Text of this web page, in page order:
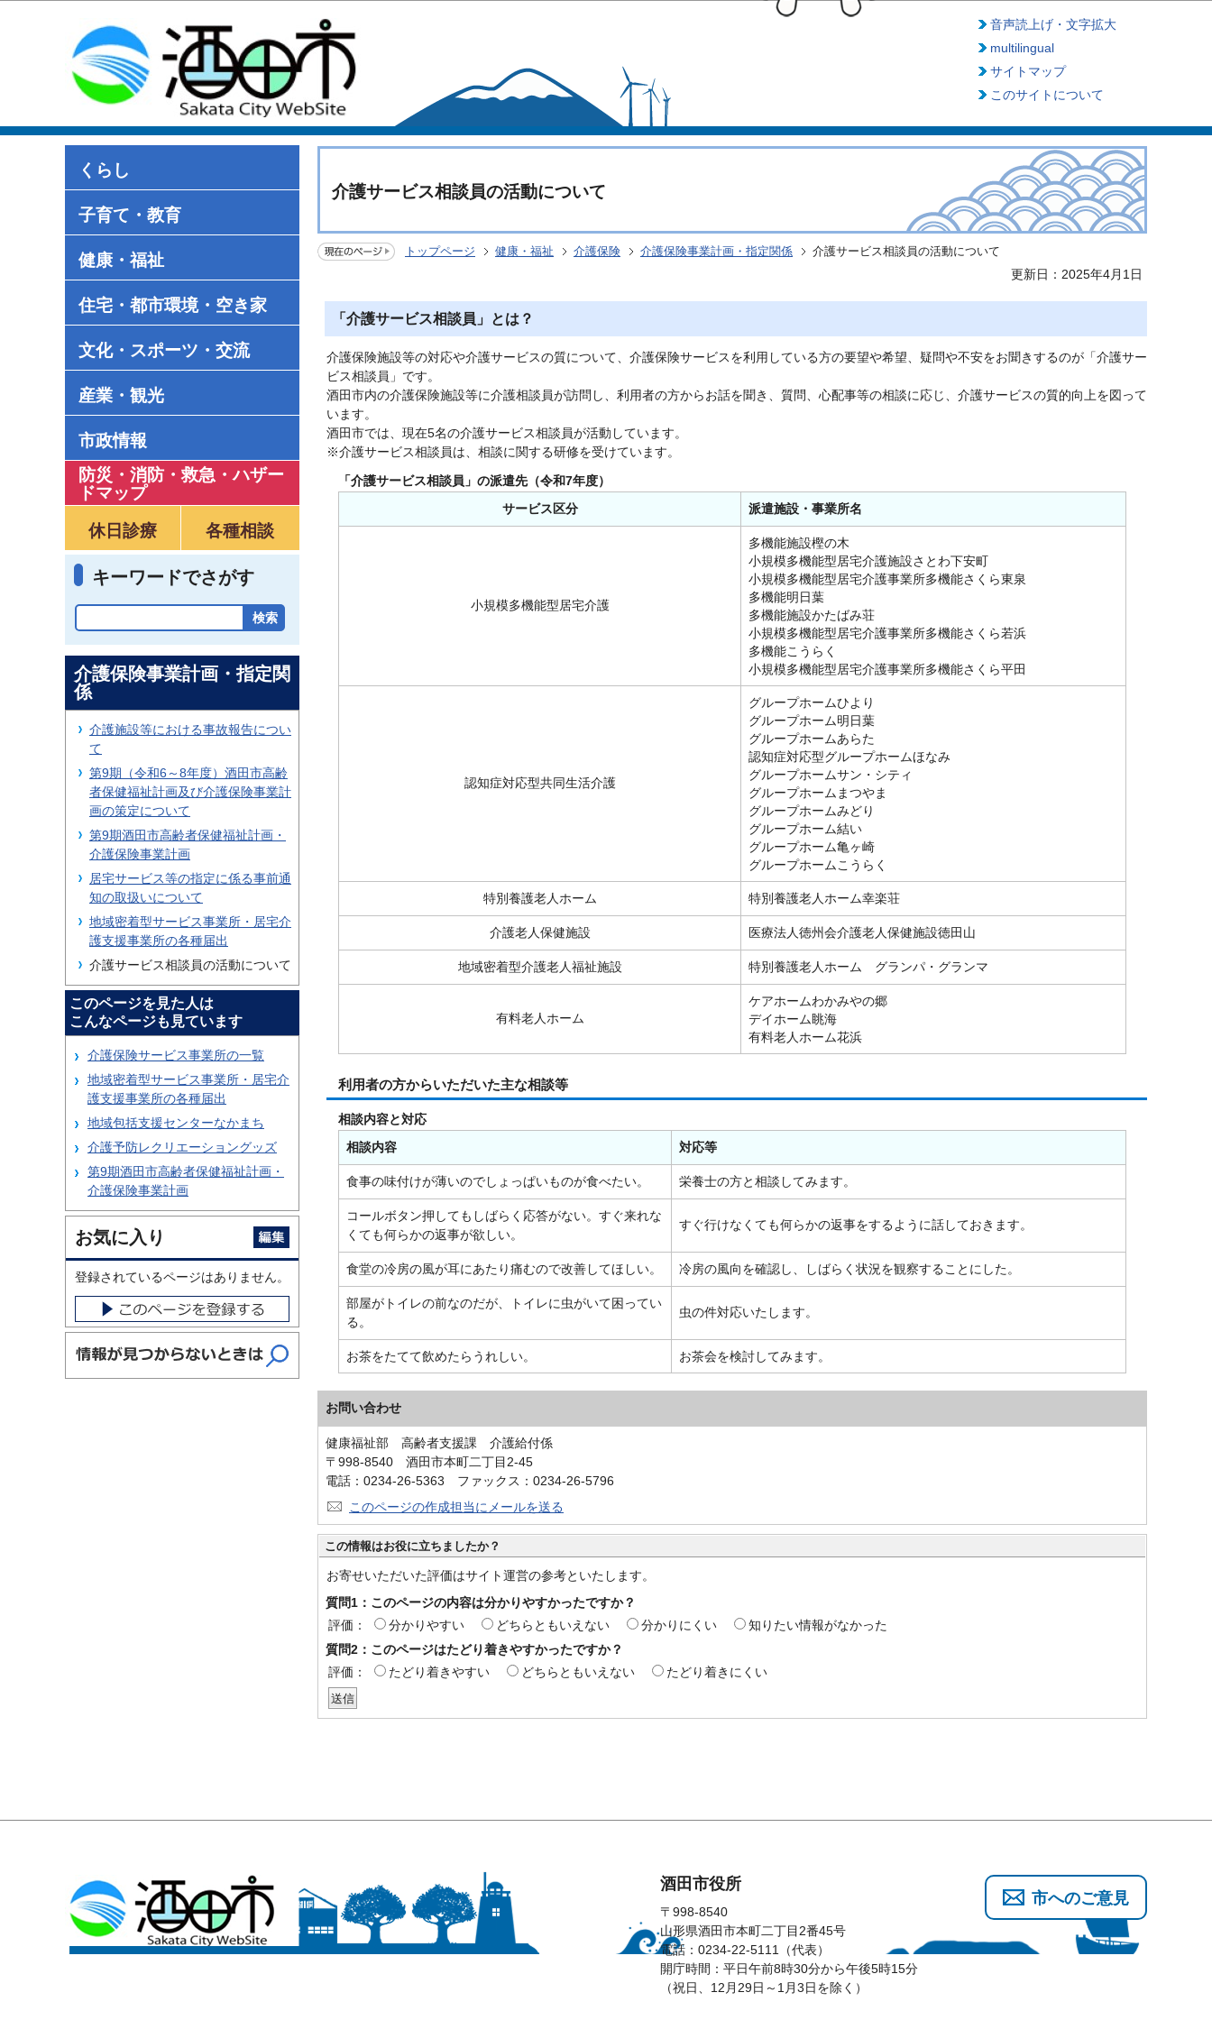
音声読上げ・文字拡大
multilingual
サイトマップ
このサイトについて
くらし
子育て・教育
健康・福祉
住宅・都市環境・空き家
文化・スポーツ・交流
産業・観光
市政情報
防災・消防・救急 ・ハザー
ドマップ
休日診療
各種相談
キーワードでさがす
介護サービス相談員の活動について
トップページ 健康・福祉 介護保険 介護保険事業計画・指定関係 介護サービス相談員の活動について
更新日：2025年4月1日
「介護サービス相談員」とは？
介護保険施設等の対応や介護サービスの質について、介護保険サービスを利用している方の要望や希望、疑問や不安をお聞きするのが「介護サー
ビス相談員」です。
酒田市内の介護保険施設等に介護相談員が訪問し、利用者の方からお話を聞き、質問、心配事等の相談に応じ、介護サービスの質的向上を図って
います。
酒田市では、現在5名の介護サービス相談員が活動しています。
※介護サービス相談員は、相談に関する研修を受けています。
「介護サービス相談員」の派遣先（令和7年度）
サービス区分
派遣施設・事業所名
小規模多機能型居宅介護
多機能施設樫の木
小規模多機能型居宅介護施設さとわ下安町
小規模多機能型居宅介護事業所多機能さくら東泉
多機能明日葉
多機能施設かたばみ荘
小規模多機能型居宅介護事業所多機能さくら若浜
多機能こうらく
小規模多機能型居宅介護事業所多機能さくら平田
認知症対応型共同生活介護
グループホームひより
グループホーム明日葉
グループホームあらた
認知症対応型グループホームほなみ
グループホームサン・シティ
グループホームまつやま
グループホームみどり
グループホーム結い
グループホーム亀ヶ崎
グループホームこうらく
特別養護老人ホーム 特別養護老人ホーム幸楽荘
介護老人保健施設 医療法人徳州会介護老人保健施設徳田山
地域密着型介護老人福祉施設 特別養護老人ホーム グランパ・グランマ
有料老人ホーム
ケアホームわかみやの郷
デイホーム眺海
有料老人ホーム花浜
利用者の方からいただいた主な相談等
相談内容と対応
相談内容
対応等
食事の味付けが薄いのでしょっぱいものが食べたい。 栄養士の方と相談してみます。
コールボタン押してもしばらく応答がない。すぐ来れな
くても何らかの返事が欲しい。
すぐ行けなくても何らかの返事をするように話しておきます。
食堂の冷房の風が耳にあたり痛むので改善してほしい。 冷房の風向を確認し、しばらく状況を観察することにした。
部屋がトイレの前なのだが、トイレに虫がいて困ってい
る。
虫の件対応いたします。
お茶をたてて飲めたらうれしい。 お茶会を検討してみます。
お問い合わせ
健康福祉部 高齢者支援課 介護給付係
〒998-8540 酒田市本町二丁目2-45
電話：0234-26-5363 ファックス：0234-26-5796
このページの作成担当にメールを送る
この情報はお役に立ちましたか？
お寄せいただいた評価はサイト運営の参考といたします。
質問1：このページの内容は分かりやすかったですか？
評価：
分かりやすい どちらともいえない 分かりにくい
知りたい情報がなかった
質問2：このページはたどり着きやすかったですか？
評価：
たどり着きやすい どちらともいえない たどり着きにくい
介護保険事業計画・指定関
係
介護施設等における事故報告につい
て
第9期（令和6～8年度）酒田市高齢
者保健福祉計画及び介護保険事業計
画の策定について
第9期酒田市高齢者保健福祉計画・
介護保険事業計画
居宅サービス等の指定に係る事前通
知の取扱いについて
地域密着型サービス事業所・居宅介
護支援事業所の各種届出
介護サービス相談員の活動について
このページを見た人は
こんなページも見ています
介護保険サービス事業所の一覧
地域密着型サービス事業所・居宅介
護支援事業所の各種届出
地域包括支援センターなかまち
介護予防レクリエーショングッズ
第9期酒田市高齢者保健福祉計画・
介護保険事業計画
お気に入り
登録されているページはありません。
酒田市役所
〒998-8540
山形県酒田市本町二丁目2番45号
電話：0234-22-5111（代表）
開庁時間：平日午前8時30分から午後5時15分
（祝日、12月29日～1月3日を除く）
市へのご意見